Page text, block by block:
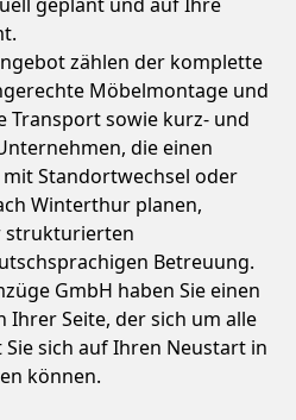
zählen der komplette
Möbelmontage und
Transport sowie kurz- und
die einen
Standortwechsel oder
Winterthur planen,
strukturierten
Betreuung.
GmbH haben Sie einen
Ihrer Seite, der sich um alle
sich auf Ihren Neustart in
können.